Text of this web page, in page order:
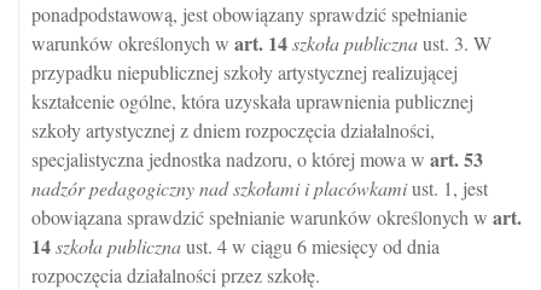
ponadpodstawową, jest obowiązany sprawdzić spełnianie
warunków określonych w art. 14szkoła publicznaust. 3. W
przypadku niepublicznej szkoły artystycznej realizującej
kształcenie ogólne, która uzyskała uprawnienia publicznej
szkoły artystycznej z dniem rozpoczęcia działalności,
specjalistyczna jednostka nadzoru, o której mowa w art.53
nadzór pedagogiczny nad szkołami i placówkamiust. 1, jest
obowiązana sprawdzić spełnianie warunków określonych w art.
14szkoła publicznaust. 4 w ciągu 6 miesięcy od dnia
rozpoczęcia działalności przez szkołę.